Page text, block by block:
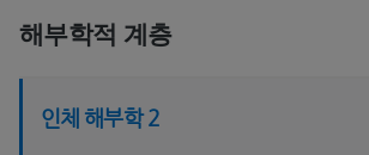
해부학적 계층
인체 해부학 2